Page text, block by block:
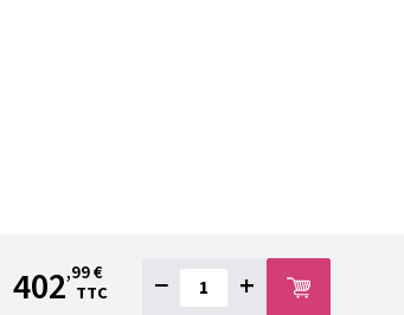
402,99 €
TTC
− +